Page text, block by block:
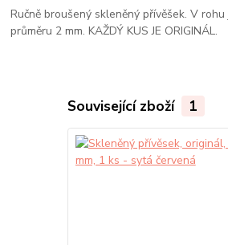
Ručně broušený skleněný přívěšek. V
průměru 2 mm. KAŽDÝ KUS JE ORIGINÁL.
Související zboží 1